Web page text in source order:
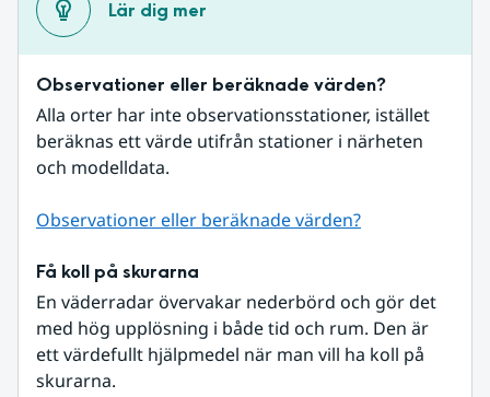
Lär dig mer
Observationer eller beräknade värden?
Alla orter har inte observationsstationer, istället
beräknas ett värde utifrån stationer i närheten
och modelldata.
Observationer eller beräknade värden?
Få koll på skurarna
En väderradar övervakar nederbörd och gör det
med hög upplösning i både tid och rum. Den är
ett värdefullt hjälpmedel när man vill ha koll på
skurarna.